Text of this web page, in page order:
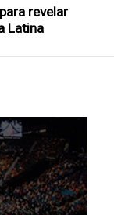
revelar
Latina